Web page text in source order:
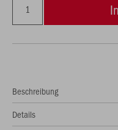
Beschreibung
Details